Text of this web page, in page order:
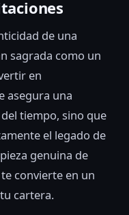
de una
sagrada como un
en
asegura una
tiempo, sino que
el legado de
genuina de
convierte en un
cartera.